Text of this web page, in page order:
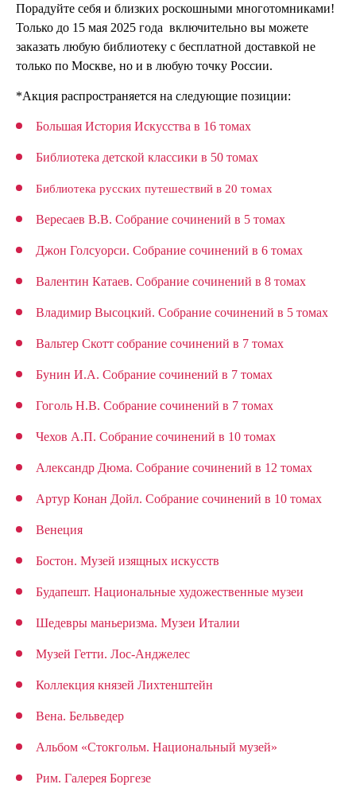
Порадуйте себя и близких роскошными многотомниками!
Только до 15 мая 2025 года включительно вы можете
заказать любую библиотеку с бесплатной доставкой не
только по Москве, но и в любую точку России.
*Акция распространяется на следующие позиции:
Большая История Искусства в 16 томах
Библиотека детской классики в 50 томах
Библиотека русских путешествий в 20 томах
Вересаев В.В. Собрание сочинений в 5 томах
Джон Голсуорси. Собрание сочинений в 6 томах
Валентин Катаев. Собрание сочинений в 8 томах
Владимир Высоцкий. Собрание сочинений в 5 томах
Вальтер Скотт собрание сочинений в 7 томах
Бунин И.А. Собрание сочинений в 7 томах
Гоголь Н.В. Собрание сочинений в 7 томах
Чехов А.П. Собрание сочинений в 10 томах
Александр Дюма. Собрание сочинений в 12 томах
Артур Конан Дойл. Собрание сочинений в 10 томах
Венеция
Бостон. Музей изящных искусств
Будапешт. Национальные художественные музеи
Шедевры маньеризма. Музеи Италии
Музей Гетти. Лос-Анджелес
Коллекция князей Лихтенштейн
Вена. Бельведер
Альбом «Стокгольм. Национальный музей»
Рим. Галерея Боргезе